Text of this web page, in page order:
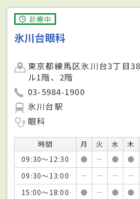
診療中
氷川台眼科
東京都練馬区氷川台3丁目
ル1階、2階
03-5984-1900
氷川台駅
眼科
時間 月 火 水 木
09:30～12:30
● － ● ●
09:30～13:00
－ － － －
15:00～18:00
● － ● ●